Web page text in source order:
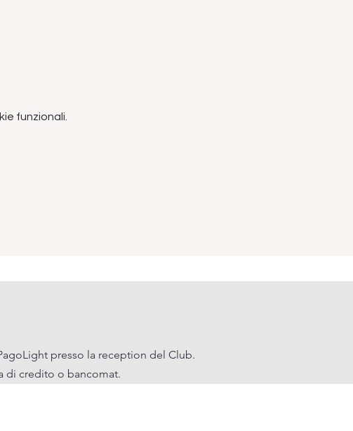
funzionali.
presso la reception del Club.
di credito o bancomat.